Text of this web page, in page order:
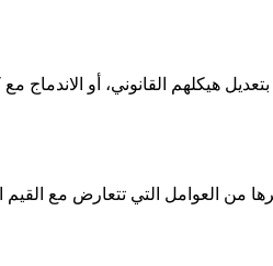
هيكلهم القانوني، أو الاندماج
من العوامل التي تتعارض مع القيم